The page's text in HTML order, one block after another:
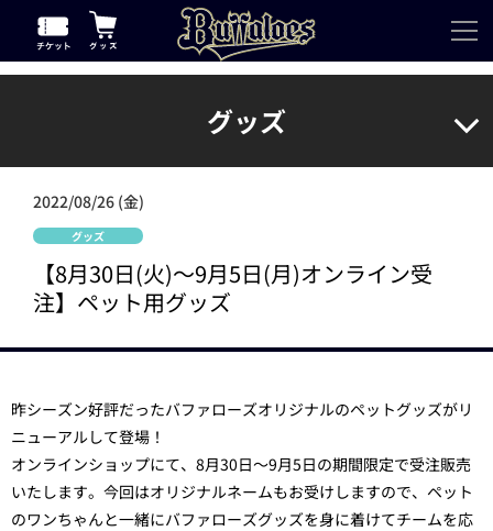
グッズ
2022/08/26 (金)
グッズ
【8月30日(火)～9月5日(月)オンライン受
注】ペット用グッズ
昨シーズン好評だったバファローズオリジナルのペットグッズがリ
ニューアルして登場！
オンラインショップにて、8月30日～9月5日の期間限定で受注販売
いたします。今回はオリジナルネームもお受けしますので、ペット
のワンちゃんと一緒にバファローズグッズを身に着けてチームを応